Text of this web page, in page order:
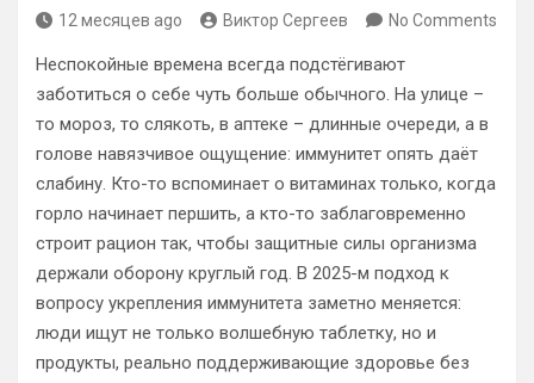
12 месяцев ago Виктор Сергеев No Comments
Неспокойные времена всегда подстёгивают
заботиться о себе чуть больше обычного. На улице –
то мороз, то слякоть, в аптеке – длинные очереди, а в
голове навязчивое ощущение: иммунитет опять даёт
слабину. Кто-то вспоминает о витаминах только, когда
горло начинает першить, а кто-то заблаговременно
строит рацион так, чтобы защитные силы организма
держали оборону круглый год. В 2025-м подход к
вопросу укрепления иммунитета заметно меняется:
люди ищут не только волшебную таблетку, но и
продукты, реально поддерживающие здоровье без